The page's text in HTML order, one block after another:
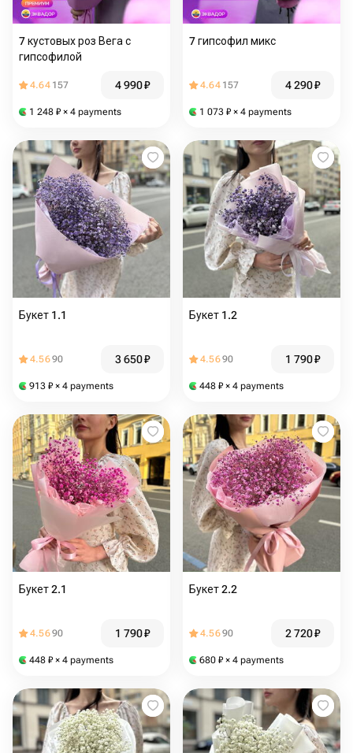
7 кустовых роз Вега с
гипсофилой
4.64 157 4 990₽
1 248 ₽ × 4 payments
7 гипсофил микс
4.64 157 4 290₽
1 073 ₽ × 4 payments
Букет 1.1
4.5690 3 650₽
913 ₽ × 4 payments
Букет 1.2
4.5690 1 790₽
448 ₽ × 4 payments
Букет 2.1
4.5690 1 790₽
448 ₽ × 4 payments
Букет 2.2
4.5690 2 720₽
680 ₽ × 4 payments